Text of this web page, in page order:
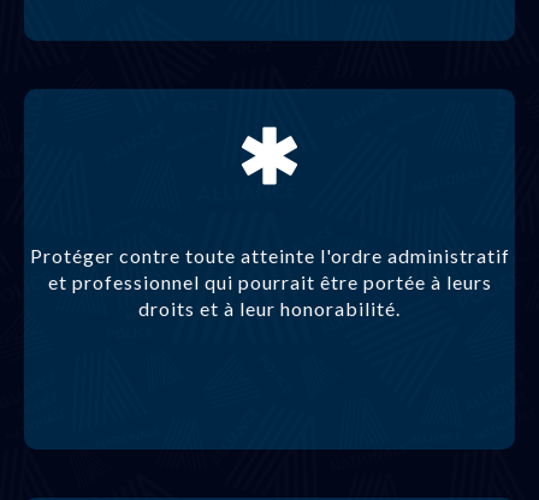
Protéger contre toute atteinte l'ordre administratif
et professionnel qui pourrait être portée à leurs
droits et à leur honorabilité.